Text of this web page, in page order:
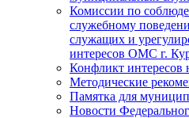
Комиссии по
служебному
служащих и
интересов ОМС г.
Конфликт интересов
Методические
Памятка для
Новости